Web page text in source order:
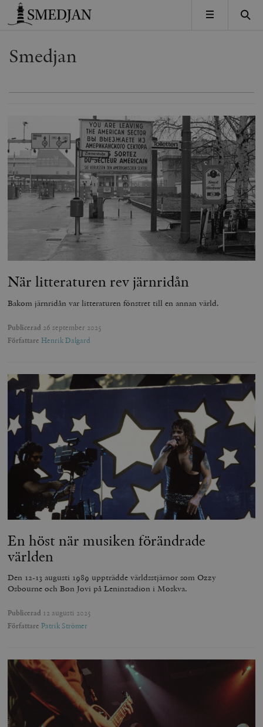
Timbro
MENY
Smedjan
När litteraturen rev järnridån
Bakom järnridån var litteraturen fönstret till en annan värld.
Publicerad 26 september 2025
Författare Henrik Dalgard
En höst när musiken förändrade
världen
Den 12-13 augusti 1989 uppträdde världsstjärnor som Ozzy
Osbourne och Bon Jovi på Leninstadion i Moskva.
Publicerad 12 augusti 2025
Författare Patrik Strömer